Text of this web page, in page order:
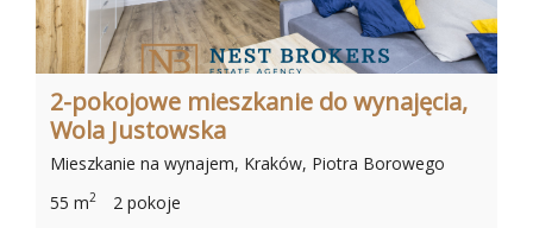
2-pokojowe mieszkanie do wynajęcia,
Wola Justowska
Mieszkanie na wynajem, Kraków, Piotra Borowego
55 m2 2 pokoje